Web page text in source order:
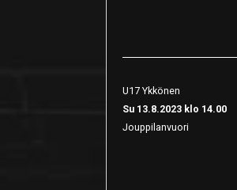
U17 Ykkönen
Su 13.8.2023 klo 14.00
Jouppilanvuori